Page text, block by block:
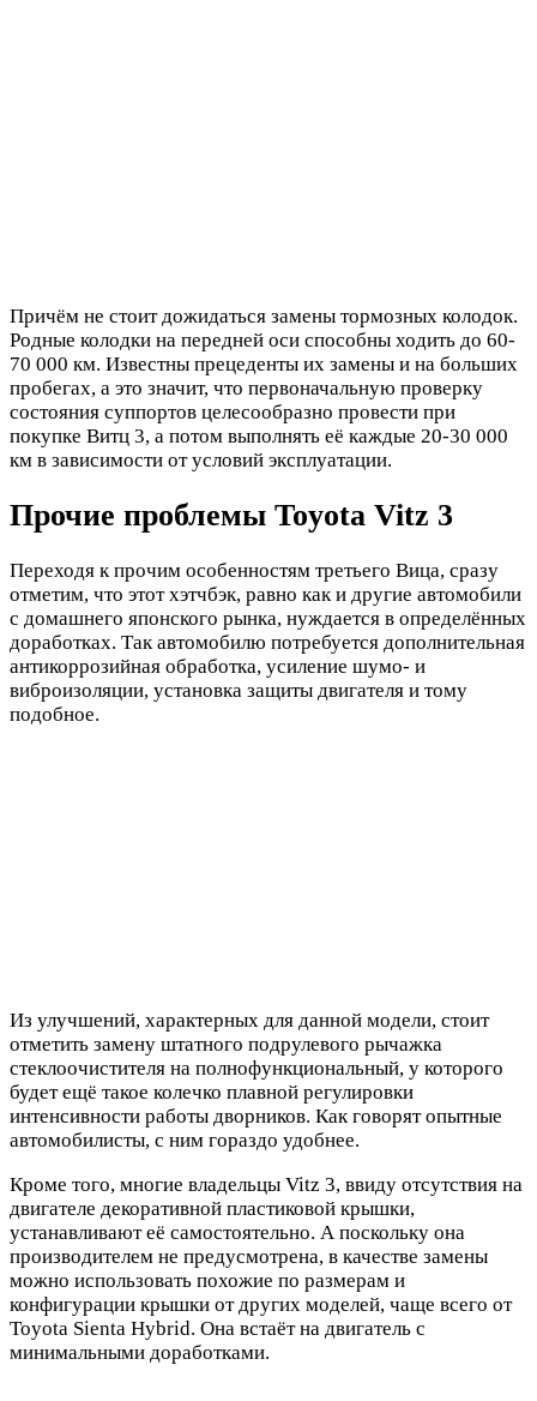
Причём не стоит дожидаться замены тормозных колодок.
Родные колодки на передней оси способны ходить до 60-
70 000 км. Известны прецеденты их замены и на больших
пробегах, а это значит, что первоначальную проверку
состояния суппортов целесообразно провести при
покупке Витц 3, а потом выполнять её каждые 20-30 000
км в зависимости от условий эксплуатации.
Прочие проблемы Toyota Vitz 3
Переходя к прочим особенностям третьего Вица, сразу
отметим, что этот хэтчбэк, равно как и другие автомобили
с домашнего японского рынка, нуждается в определённых
доработках. Так автомобилю потребуется дополнительная
антикоррозийная обработка, усиление шумо- и
виброизоляции, установка защиты двигателя и тому
подобное.
Из улучшений, характерных для данной модели, стоит
отметить замену штатного подрулевого рычажка
стеклоочистителя на полнофункциональный, у которого
будет ещё такое колечко плавной регулировки
интенсивности работы дворников. Как говорят опытные
автомобилисты, с ним гораздо удобнее.
Кроме того, многие владельцы Vitz 3, ввиду отсутствия на
двигателе декоративной пластиковой крышки,
устанавливают её самостоятельно. А поскольку она
производителем не предусмотрена, в качестве замены
можно использовать похожие по размерам и
конфигурации крышки от других моделей, чаще всего от
Toyota Sienta Hybrid. Она встаёт на двигатель с
минимальными доработками.